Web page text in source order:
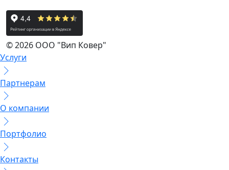
© 2026 ООО "Вип Ковер"
Услуги
Партнерам
О компании
Портфолио
Контакты